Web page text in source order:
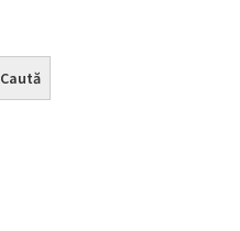
Caută